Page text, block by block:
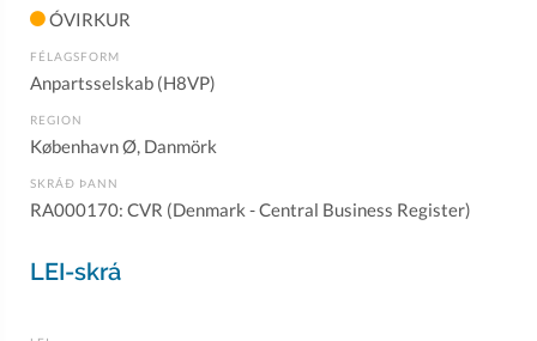
ÓVIRKUR
FÉLAGSFORM
Anpartsselskab (H8VP)
REGION
København Ø, Danmörk
SKRÁÐ ÞANN
RA000170: CVR (Denmark - Central Business Register)
LEI-skrá